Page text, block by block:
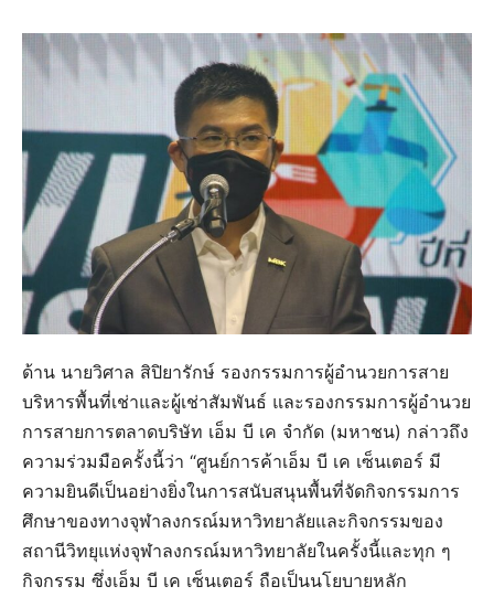
ด้าน นายวิศาล สิปิยารักษ์ รองกรรมการผู้อำนวยการสาย
บริหารพื้นที่เช่าและผู้เช่าสัมพันธ์ และรองกรรมการผู้อำนวย
การสายการตลาดบริษัท เอ็ม บี เค จำกัด (มหาชน) กล่าวถึง
ความร่วมมือครั้งนี้ว่า “ศูนย์การค้าเอ็ม บี เค เซ็นเตอร์ มี
ความยินดีเป็นอย่างยิ่งในการสนับสนุนพื้นที่จัดกิจกรรมการ
ศึกษาของทางจุฬาลงกรณ์มหาวิทยาลัยและกิจกรรมของ
สถานีวิทยุแห่งจุฬาลงกรณ์มหาวิทยาลัยในครั้งนี้และทุก ๆ
กิจกรรม ซึ่งเอ็ม บี เค เซ็นเตอร์ ถือเป็นนโยบายหลัก